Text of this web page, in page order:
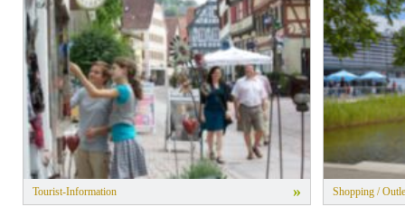
» Alle Filter zurücksetzen
Tourist-Information » Shopping /